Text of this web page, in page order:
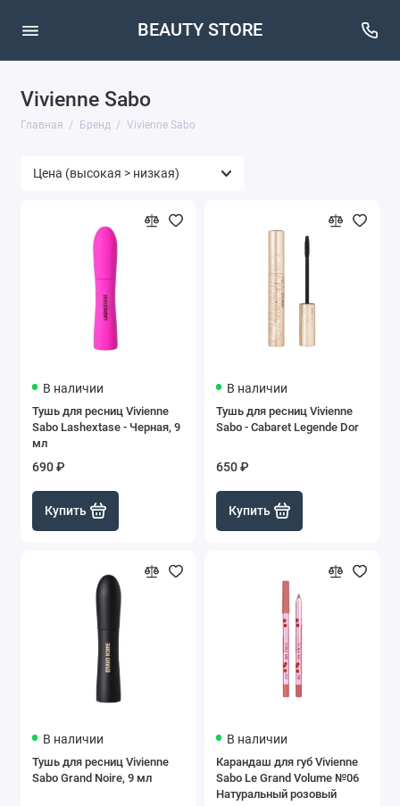
BEAUTY STORE
Vivienne Sabo
Главная Бренд Vivienne Sabo
В наличии
Тушь для ресниц Vivienne
Sabo Lashextase - Черная, 9
мл
690 ₽
Купить
В наличии
Тушь для ресниц Vivienne
Sabo - Cabaret Legende Dor
650 ₽
Купить
В наличии
Тушь для ресниц Vivienne
Sabo Grand Noire, 9 мл
В наличии
Карандаш для губ Vivienne
Sabo Le Grand Volume №06
Натуральный розовый